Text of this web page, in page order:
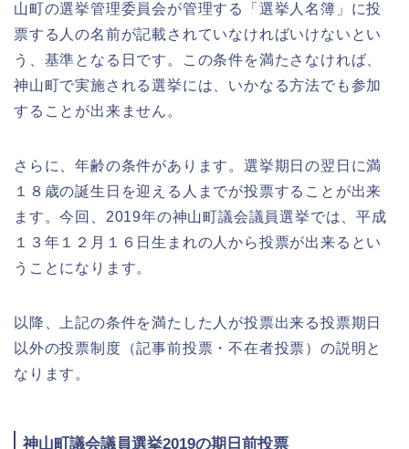
山町の選挙管理委員会が管理する「選挙人名簿」に投
票する人の名前が記載されていなければいけないとい
う、基準となる日です。この条件を満たさなければ、
神山町で実施される選挙には、いかなる方法でも参加
することが出来ません。
さらに、年齢の条件があります。選挙期日の翌日に満
１８歳の誕生日を迎える人までが投票することが出来
ます。今回、2019年の神山町議会議員選挙では、平成
１３年１２月１６日生まれの人から投票が出来るとい
うことになります。
以降、上記の条件を満たした人が投票出来る投票期日
以外の投票制度（記事前投票・不在者投票）の説明と
なります。
神山町議会議員選挙2019の期日前投票